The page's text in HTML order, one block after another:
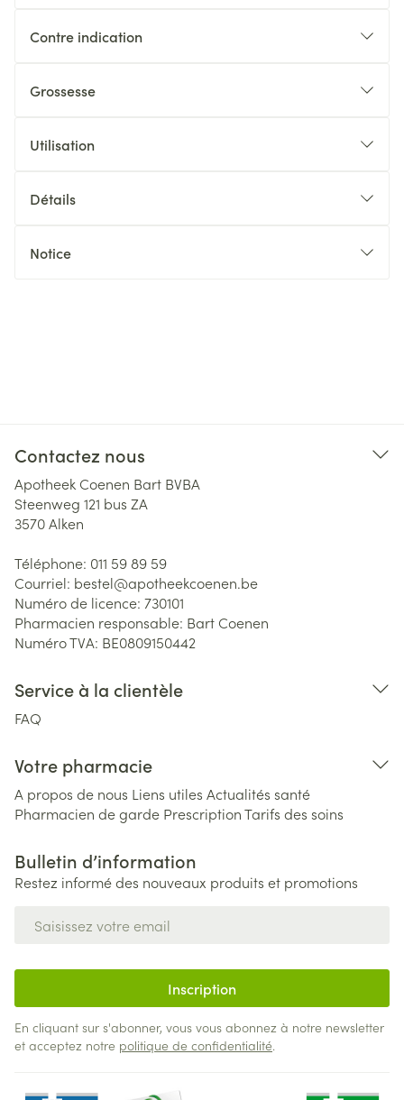
Contre indication
Grossesse
Utilisation
Détails
Notice
Contactez nous
Apotheek Coenen Bart BVBA
Steenweg 121 bus ZA
3570Alken
Téléphone: 011 59 89 59
Courriel: bestel@apotheekcoenen.be
Numéro de licence: 730101
Pharmacien responsable: Bart Coenen
Numéro TVA: BE0809150442
Service à la clientèle
FAQ
Votre pharmacie
A propos de nous Liens utiles Actualités santé
Pharmacien de garde PrescriptionTarifs des soins
Bulletin d’information
Restez informé des nouveaux produits et promotions
Inscription
En cliquant sur s'abonner, vous vous abonnez à notre newsletter
et acceptez notre politique de confidentialité.